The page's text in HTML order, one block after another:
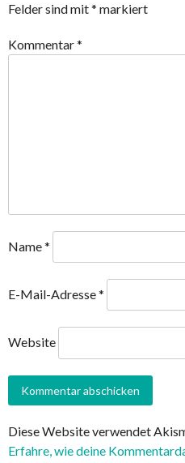
Felder sind mit* markiert
Kommentar*
Name*
E-Mail-Adresse*
Website
Diese Website verwendet
Erfahre, wie deine